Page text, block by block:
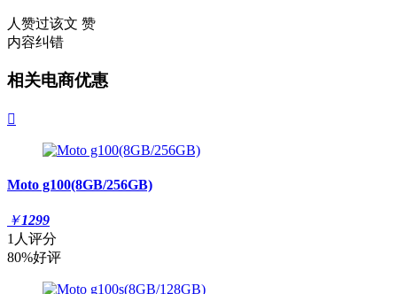
人赞过该文 赞
内容纠错
相关电商优惠

Moto g100(8GB/256GB)
￥1299
1人评分
80%好评